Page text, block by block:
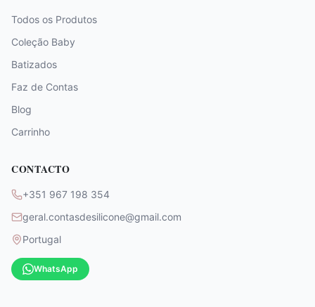
Todos os Produtos
Coleção Baby
Batizados
Faz de Contas
Blog
Carrinho
CONTACTO
+351 967 198 354
geral.contasdesilicone@gmail.com
Portugal
WhatsApp